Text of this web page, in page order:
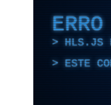
ERRO
HLS.JS
ESTE